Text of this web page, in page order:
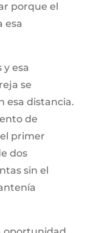
porque el
esa
y esa
se
esa distancia.
de
primer
dos
sin el